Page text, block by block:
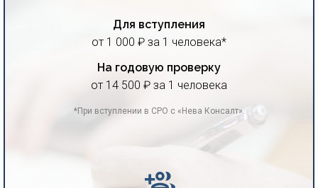
Для вступления
от 1 000 ₽ за 1 человека*
На годовую проверку
от 14 500 ₽ за 1 человека
*При вступлении в СРО с «Нева Консалт».